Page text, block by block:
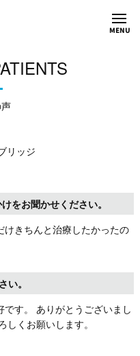
MENU
リッジ
をお聞かせください。
きちんと治療したかったの
い。
す。 ありがとうございまし
くお願いします。